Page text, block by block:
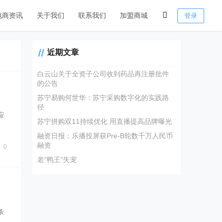
商资讯 关于我们 联系我们 加盟商城 登录
0
近期文章
白云山关于全资子公司收到药品再注册批件
的公告
苏宁易购何世华：苏宁采购数字化的实践路
径
苏宁拼购双11持续优化 用直播提高品牌曝光
融资日报：乐播投屏获Pre-B轮数千万人民币
融资
老“鸭王”失宠